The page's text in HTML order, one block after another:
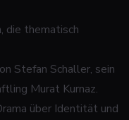
die thematisch
Stefan Schaller, sein
Murat Kurnaz.
über Identität und